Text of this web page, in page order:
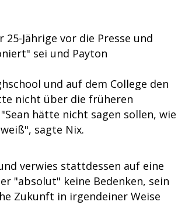
Jährige vor die Presse und
sei und Payton
und auf dem College den
nicht über die früheren
hätte nicht sagen sollen, wie
sagte Nix.
verwies stattdessen auf eine
"absolut" keine Bedenken, sein
Zukunft in irgendeiner Weise